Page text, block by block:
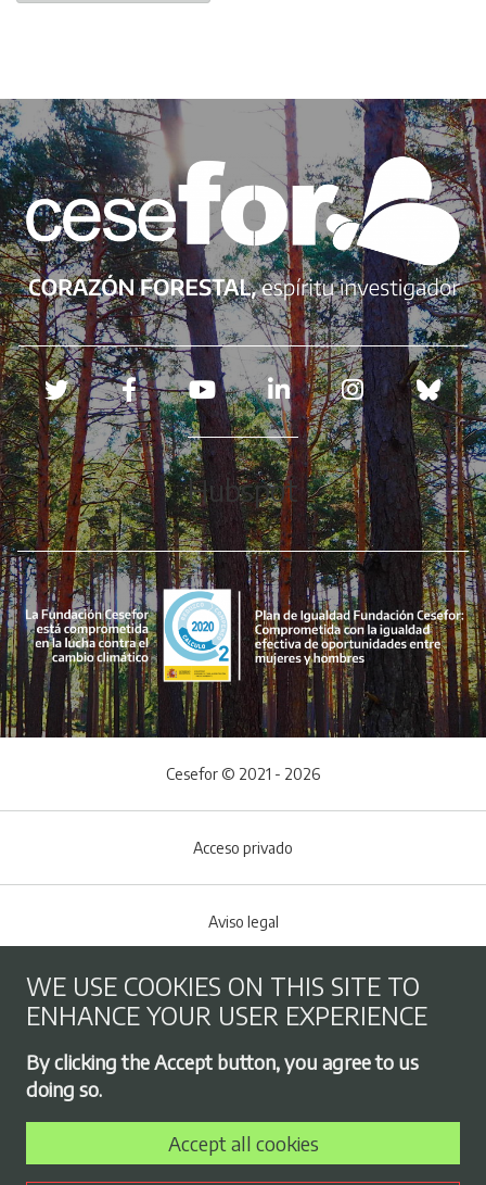
Redes sociales
Hubspot
Footer menu
Cesefor © 2021 - 2026
Acceso privado
Aviso legal
Cookies policy
Privacy Policy
Employment exchange
WE USE COOKIES ON THIS SITE TO
ENHANCE YOUR USER EXPERIENCE
By clicking the Accept button, you agree to us
doing so.
Accept all cookies